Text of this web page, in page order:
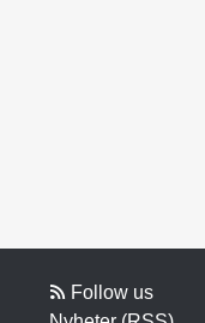
Follow us